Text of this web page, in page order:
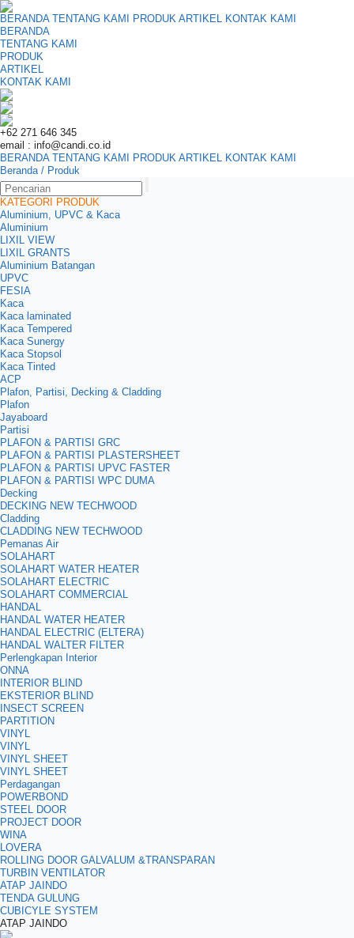
BERANDA TENTANG KAMI PRODUK ARTIKEL KONTAK KAMI
BERANDA
TENTANG KAMI
PRODUK
ARTIKEL
KONTAK KAMI
+62 271 646 345
email : info@candi.co.id
BERANDA TENTANG KAMI PRODUK ARTIKEL KONTAK KAMI
Beranda / Produk
KATEGORI PRODUK
Aluminium, UPVC & Kaca
Aluminium
LIXIL VIEW
LIXIL GRANTS
Aluminium Batangan
UPVC
FESIA
Kaca
Kaca laminated
Kaca Tempered
Kaca Sunergy
Kaca Stopsol
Kaca Tinted
ACP
Plafon, Partisi, Decking & Cladding
Plafon
Jayaboard
Partisi
PLAFON & PARTISI GRC
PLAFON & PARTISI PLASTERSHEET
PLAFON & PARTISI UPVC FASTER
PLAFON & PARTISI WPC DUMA
Decking
DECKING NEW TECHWOOD
Cladding
CLADDING NEW TECHWOOD
Pemanas Air
SOLAHART
SOLAHART WATER HEATER
SOLAHART ELECTRIC
SOLAHART COMMERCIAL
HANDAL
HANDAL WATER HEATER
HANDAL ELECTRIC (ELTERA)
HANDAL WALTER FILTER
Perlengkapan Interior
ONNA
INTERIOR BLIND
EKSTERIOR BLIND
INSECT SCREEN
PARTITION
VINYL
VINYL
VINYL SHEET
VINYL SHEET
Perdagangan
POWERBOND
STEEL DOOR
PROJECT DOOR
WINA
LOVERA
ROLLING DOOR GALVALUM &TRANSPARAN
TURBIN VENTILATOR
ATAP JAINDO
TENDA GULUNG
CUBICYLE SYSTEM
ATAP JAINDO